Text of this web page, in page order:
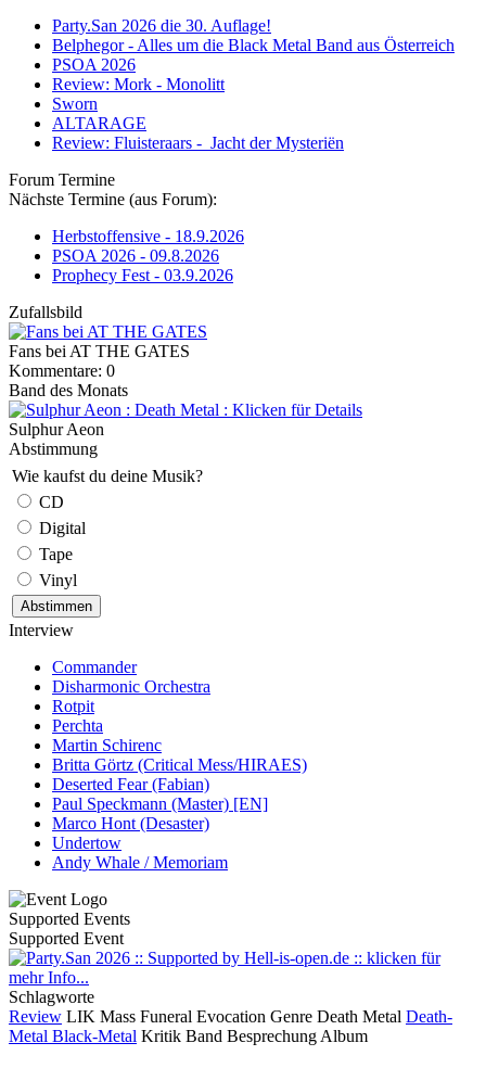
Party.San 2026 die 30. Auflage!
Belphegor - Alles um die Black Metal Band aus Österreich
PSOA 2026
Review: Mork - Monolitt
Sworn
ALTARAGE
Review: Fluisteraars - Jacht der Mysteriën
Forum Termine
Nächste Termine (aus Forum):
Herbstoffensive - 18.9.2026
PSOA 2026 - 09.8.2026
Prophecy Fest - 03.9.2026
Zufallsbild
Fans bei AT THE GATES
Kommentare: 0
Band des Monats
Sulphur Aeon
Abstimmung
Wie kaufst du deine Musik?
CD
Digital
Tape
Vinyl
Interview
Commander
Disharmonic Orchestra
Rotpit
Perchta
Martin Schirenc
Britta Görtz (Critical Mess/HIRAES)
Deserted Fear (Fabian)
Paul Speckmann (Master) [EN]
Marco Hont (Desaster)
Undertow
Andy Whale / Memoriam
Supported Events
Supported Event
Schlagworte
Review LIK Mass Funeral Evocation Genre Death Metal Death-
Metal Black-Metal Kritik Band Besprechung Album